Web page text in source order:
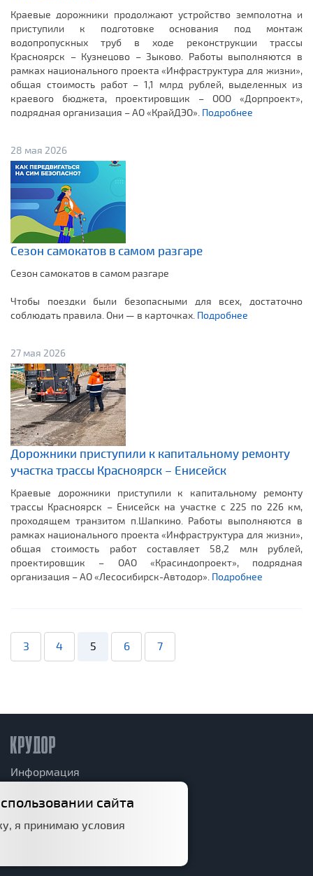
Краевые дорожники продолжают устройство земполотна и
приступили к подготовке основания под монтаж
водопропускных труб в ходе реконструкции трассы
Красноярск – Кузнецово – Зыково. Работы выполняются в
рамках национального проекта «Инфраструктура для жизни»,
общая стоимость работ – 1,1 млрд рублей, выделенных из
краевого бюджета, проектировщик – ООО «Дорпроект»,
подрядная организация – АО «КрайДЭО». Подробнее
28 мая 2026
Сезон самокатов в самом разгаре
Сезон самокатов в самом разгаре
Чтобы поездки были безопасными для всех, достаточно
соблюдать правила. Они — в карточках. Подробнее
27 мая 2026
Дорожники приступили к капитальному ремонту
участка трассы Красноярск – Енисейск
Краевые дорожники приступили к капитальному ремонту
трассы Красноярск – Енисейск на участке с 225 по 226 км,
проходящем транзитом п.Шапкино. Работы выполняются в
рамках национального проекта «Инфраструктура для жизни»,
общая стоимость работ составляет 58,2 млн рублей,
проектировщик – ОАО «Красиндопроект», подрядная
организация – АО «Лесосибирск-Автодор». Подробнее
3 4 5 6 7
Информация
Дорожный фонд
Структура
сайта
я принимаю условия